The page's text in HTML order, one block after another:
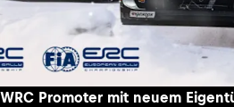
WRC Promoter mit neuem